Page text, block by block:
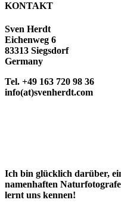
KONTAKT
Sven Herdt
Eichenweg 6
83313 Siegsdorf
Germany
Tel. +49 163 720 98 36
info(at)svenherdt.com
Ich bin glücklich darüber,
namenhaften
lernt uns kennen!